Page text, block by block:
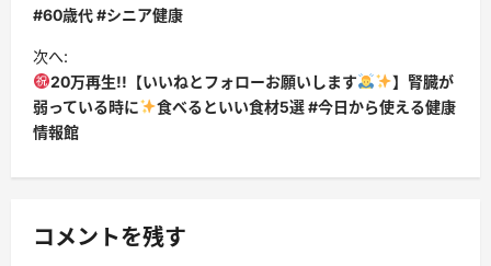
ナ
ビ
ゲ
ー
ン
#60歳代 #シニア健康
次へ:
20万再生!!【いいねとフォローお願いします
】腎臓が
弱っている時に
食べるといい食材5選 #今日から使える健康
情報館
コメントを残す